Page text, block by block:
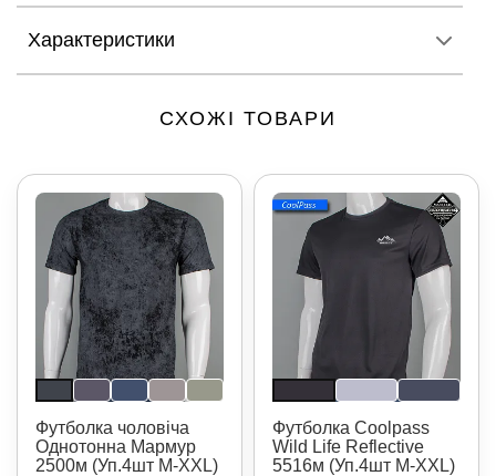
Характеристики
СХОЖІ ТОВАРИ
Футболка чоловіча
Однотонна Мармур
2500м (Уп.4шт M-XXL)
Футболка Coolpass
Wild Life Reflective
5516м (Уп.4шт M-XXL)